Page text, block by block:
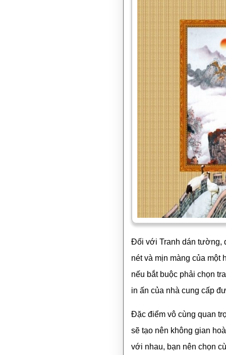
Đối với Tranh dán tường,
nét và mịn màng của một
nếu bắt buộc phải chọn
in ấn của nhà cung cấp
Đặc điểm vô cùng quan
sẽ tạo nên không gian
với nhau, bạn nên chọn